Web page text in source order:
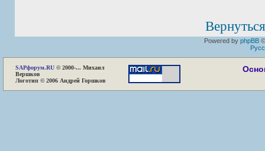
Powered by phpBB
SAPфорум.RU © 2000-... Михаил
Вершков
Логотип © 2006 Андрей Горшков